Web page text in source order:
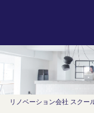
リノベーション会社 スクー